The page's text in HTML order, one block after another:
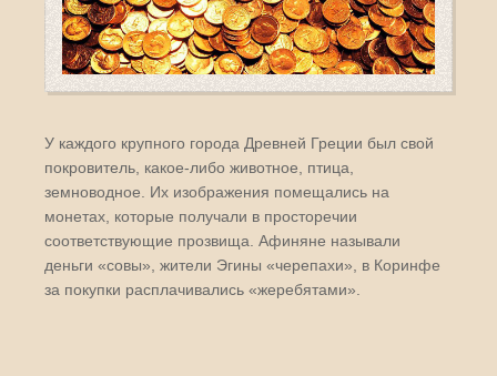
У каждого крупного города Древней Греции был свой
покровитель, какое-либо животное, птица,
земноводное. Их изображения помещались на
монетах, которые получали в просторечии
соответствующие прозвища. Афиняне называли
деньги «совы», жители Эгины «черепахи», в Коринфе
за покупки расплачивались «жеребятами».